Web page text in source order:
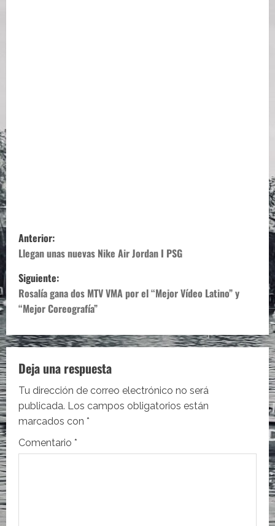
N
a
v
e
g
a
c
i
ó
Anterior:
Llegan unas nuevas Nike Air Jordan I PSG
Siguiente:
Rosalía gana dos MTV VMA por el “Mejor Vídeo Latino” y
“Mejor Coreografía”
Deja una respuesta
Tu dirección de correo electrónico no será
publicada. Los campos obligatorios están
marcados con *
Comentario *